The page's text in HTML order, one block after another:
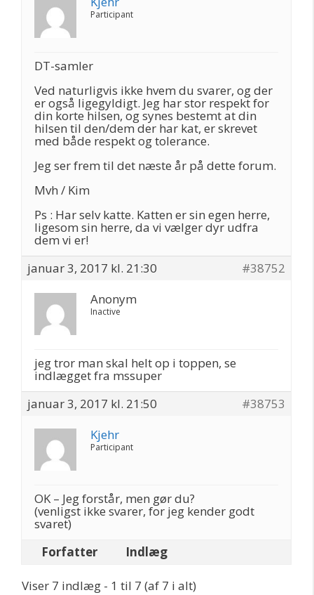
Participant
DT-samler
Ved naturligvis ikke hvem du svarer, og der
er også ligegyldigt. Jeg har stor respekt for
din korte hilsen, og synes bestemt at din
hilsen til den/dem der har kat, er skrevet
med både respekt og tolerance.
Jeg ser frem til det næste år på dette forum.
Mvh / Kim
Ps : Har selv katte. Katten er sin egen herre,
ligesom sin herre, da vi vælger dyr udfra
dem vi er!
januar 3, 2017 kl. 21:30
#38752
Anonym
Inactive
jeg tror man skal helt op i toppen, se
indlægget fra mssuper
januar 3, 2017 kl. 21:50
#38753
Kjehr
Participant
OK – Jeg forstår, men gør du?
(venligst ikke svarer, for jeg kender godt
svaret)
Forfatter
Indlæg
Viser 7 indlæg - 1 til 7 (af 7 i alt)